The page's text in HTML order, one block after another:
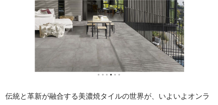
伝統と革新が融合する美濃焼タイルの世界が、いよいよオンラ